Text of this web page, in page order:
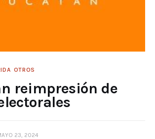
OTROS
reimpresión de
23, 2024